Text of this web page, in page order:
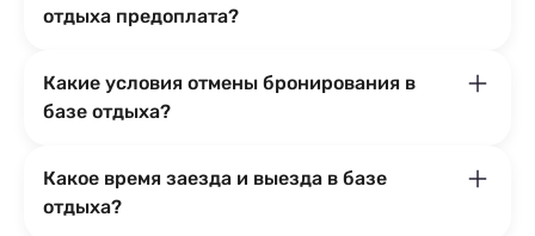
отдыха предоплата?
Какие условия отмены бронирования в
базе отдыха?
Какое время заезда и выезда в базе
отдыха?